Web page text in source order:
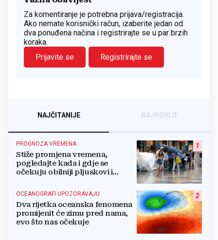
Za komentiranje je potrebna prijava/registracija.
Ako nemate korisnički račun, izaberite jedan od
dva ponuđena načina i registrirajte se u par brzih
koraka.
Prijavite se
Registrirajte se
NAJČITANIJE NAJNOVIJE
1
PROGNOZA VREMENA
Stiže promjena vremena,
pogledajte kada i gdje se
očekuju obilniji pljuskovi i
2
OCEANOGRAFI UPOZORAVAJU
Dva rijetka oceanska fenomena
promijenit će zimu pred nama,
evo što nas očekuje